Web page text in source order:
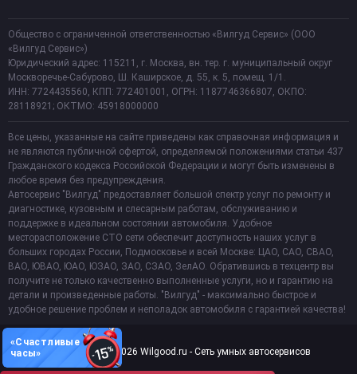
Общество с ограниченной ответственностью «Вилгуд Сервис» (ООО
«Вилгуд Сервис»)
Юридический адрес: 115211, г. Москва, вн. тер. г. муниципальный округ
Москворечье-Сабурово, Ш. Каширское, д. 55, к. 5, помещ. 1/1.
ИНН: 7724435560, КПП: 772401001, ОГРН: 1187746366807, ОКПО:
28118921; ОКТМО: 45918000000
Все цены, указанные на сайте приведены как справочная информация и
не являются публичной офертой, определяемой положениями статьи 437
Гражданского кодекса Российской Федерации и могут быть изменены в
любое время без предупреждения.
Автосервис "Вилгуд" предоставляет большой спектр услуг по ремонту и
диагностике, кузовным и слесарным работам, обслуживанию и
поддержке в идеальном состоянии автомобиля. Удобное
месторасположение СТО сети обеспечит доступность наших услуг в
больших городах России, Подмосковье и всей Москве: ЦАО, САО, СВАО,
ВАО, ЮВАО, ЮАО, ЮЗАО, ЗАО, СЗАО, ЗелАО. Обратившись в техцентр вы
получите не только качественно выполненные услуги, но и гарантию на
детали и произведенные работы. "Вилгуд" - максимально быстрое и
удобное решение проблем и неполадок автомобиля с гарантией качества!
Copyright 2011-2026 Wilgood.ru - Сеть умных автосервисов
«Счастливые
часы»